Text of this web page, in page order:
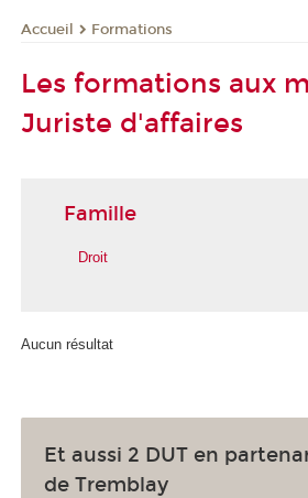
Accueil Formations
Les formations aux
Juriste d'affaires
Famille
Droit
Aucun résultat
Et aussi 2 DUT en
de Tremblay